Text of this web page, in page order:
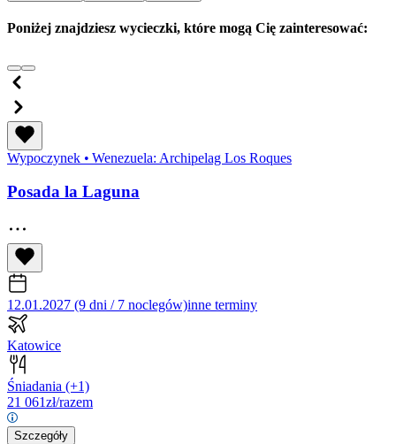
Poniżej znajdziesz wycieczki, które mogą Cię zainteresować:
Wypoczynek • Wenezuela: Archipelag Los Roques
Posada la Laguna
12.01.2027 (9 dni / 7 noclegów)inne terminy
Katowice
Śniadania (+1)
21 061zł/razem
Szczegóły